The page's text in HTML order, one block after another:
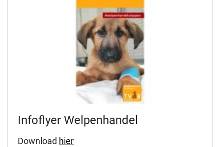
Infoflyer Welpenhandel
Download hier